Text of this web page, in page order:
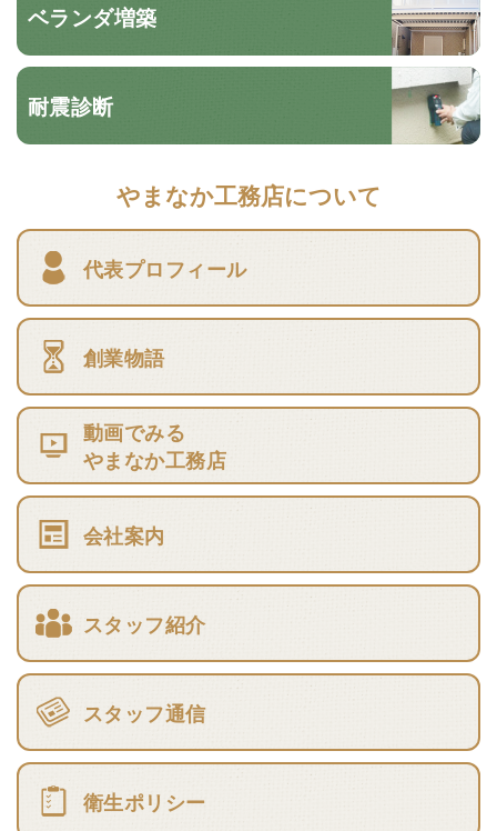
ベランダ増築
耐震診断
やまなか工務店について
代表プロフィール
創業物語
動画でみる
やまなか工務店
会社案内
スタッフ紹介
スタッフ通信
衛生ポリシー